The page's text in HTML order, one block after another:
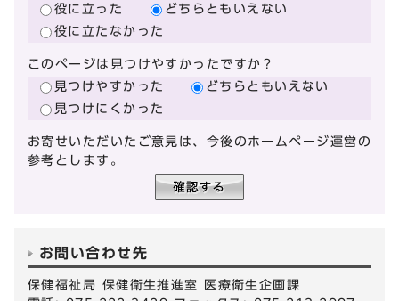
役に立った
どちらともいえない
役に立たなかった
このページは見つけやすかったですか？
見つけやすかった
どちらともいえない
見つけにくかった
お寄せいただいたご意見は、今後のホームページ運営の
参考とします。
お問い合わせ先
保健福祉局 保健衛生推進室 医療衛生企画課